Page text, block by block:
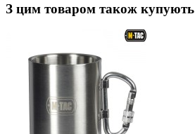
З цим товаром також купують